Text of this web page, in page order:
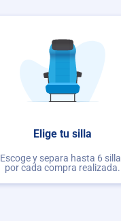
Elige tu silla
Escoge y separa hasta 6
por cada compra realizada.